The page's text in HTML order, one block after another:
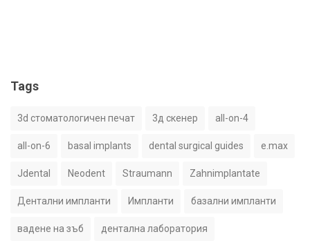
Tags
3d стоматологичен печат 3д скенер all-on-4
all-on-6 basal implants dental surgical guides e.max
Jdental Neodent Straumann Zahnimplantate
Дентални импланти Импланти базални импланти
вадене на зъб дентална лаборатория